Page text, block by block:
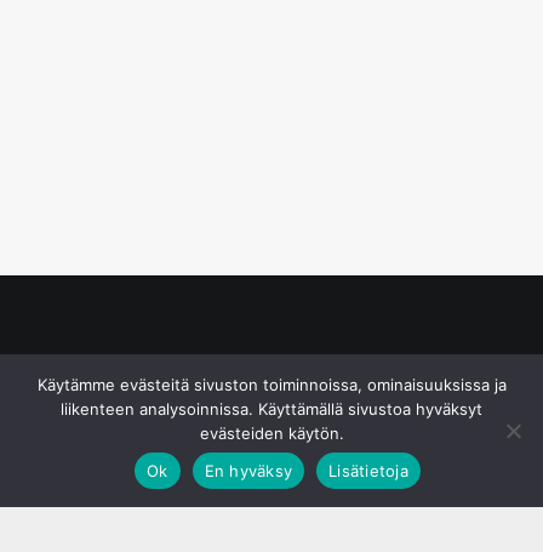
Käytämme evästeitä sivuston toiminnoissa, ominaisuuksissa ja
liikenteen analysoinnissa. Käyttämällä sivustoa hyväksyt
evästeiden käytön.
Ok
En hyväksy Lisätietoja